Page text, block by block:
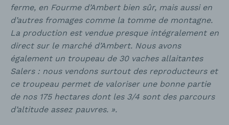
ferme, en Fourme d’Ambert bien sûr, mais aussi en
d’autres fromages comme la tomme de montagne.
La production est vendue presque intégralement en
direct sur le marché d’Ambert. Nous avons
également un troupeau de 30 vaches allaitantes
Salers : nous vendons surtout des reproducteurs et
ce troupeau permet de valoriser une bonne partie
de nos 175 hectares dont les 3/4 sont des parcours
d’altitude assez pauvres. ».